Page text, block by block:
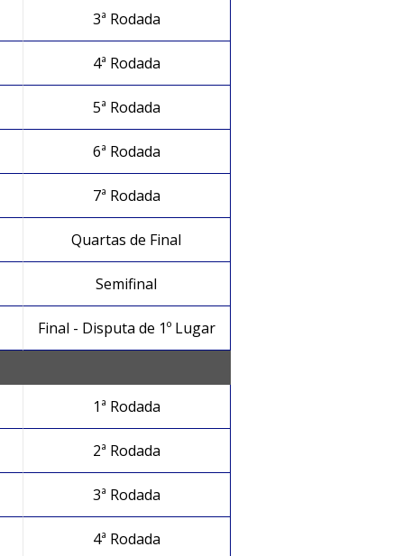
3ª Rodada
4ª Rodada
5ª Rodada
6ª Rodada
7ª Rodada
Quartas de Final
Semifinal
Final - Disputa de 1º Lugar
1ª Rodada
2ª Rodada
3ª Rodada
4ª Rodada